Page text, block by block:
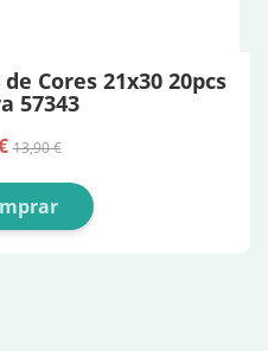
Cores 21x30 20pcs
57343
13,90 €